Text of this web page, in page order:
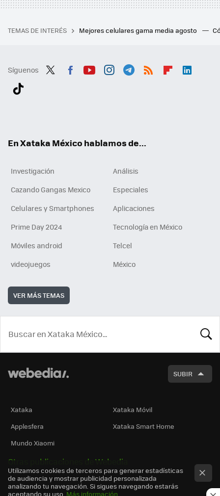
TEMAS DE INTERÉS Mejores celulares gama media agosto
Síguenos
En Xataka México hablamos de...
Investigación
Análisis
Cazando Gangas Mexico
Especiales
Celulares y Smartphones
Aplicaciones
Prime Day 2024
Tecnología en México
Móviles android
Telcel
videojuegos
México
VER MÁS TEMAS
SUBIR
Xataka
Xataka Móvil
Applesfera
Xataka Smart Home
Mundo Xiaomi
Otras publicaciones de Webedia
Utilizamos cookies de terceros para generar estadísticas
de audiencia y mostrar publicidad personalizada
analizando tu navegación. Si sigues navegando estarás
aceptando su uso. Más información